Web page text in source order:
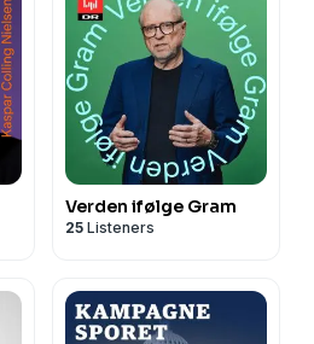
Verden ifølge Gram
25 Listeners